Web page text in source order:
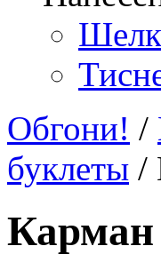
Обгони! /
буклеты /